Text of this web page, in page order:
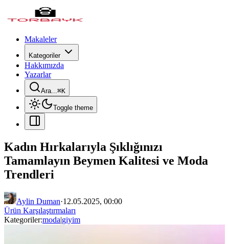
Makaleler
Kategoriler
Hakkımızda
Yazarlar
Ara...⌘K
Toggle theme
Kadın Hırkalarıyla Şıklığınızı
Tamamlayın Beymen Kalitesi ve Moda
Trendleri
Aylin Duman·12.05.2025, 00:00
Ürün Karşılaştırmaları
Kategoriler:moda|giyim